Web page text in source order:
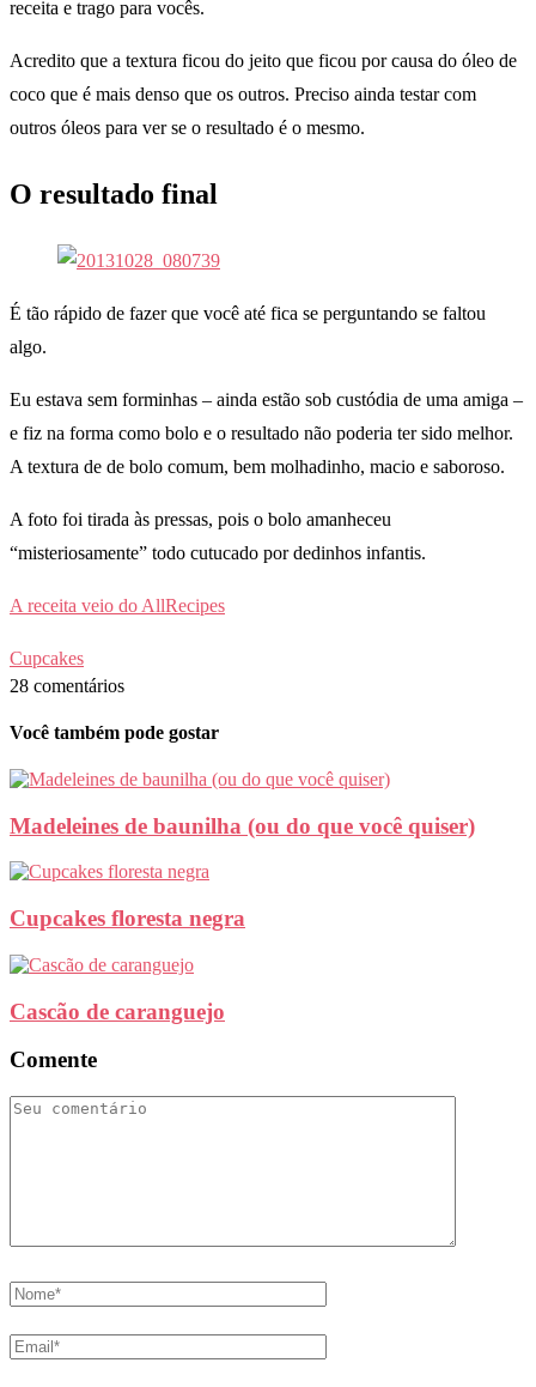
receita e trago para vocês.
Acredito que a textura ficou do jeito que ficou por causa do óleo de
coco que é mais denso que os outros. Preciso ainda testar com
outros óleos para ver se o resultado é o mesmo.
O resultado final
É tão rápido de fazer que você até fica se perguntando se faltou
algo.
Eu estava sem forminhas – ainda estão sob custódia de uma amiga –
e fiz na forma como bolo e o resultado não poderia ter sido melhor.
A textura de de bolo comum, bem molhadinho, macio e saboroso.
A foto foi tirada às pressas, pois o bolo amanheceu
“misteriosamente” todo cutucado por dedinhos infantis.
A receita veio do AllRecipes
Cupcakes
28 comentários
Você também pode gostar
Madeleines de baunilha (ou do que você quiser)
Cupcakes floresta negra
Cascão de caranguejo
Comente